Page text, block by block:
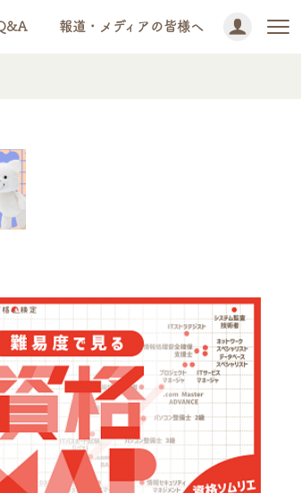
報道・メディアの皆様へ
「この検定、難しい？」「どんな試験？